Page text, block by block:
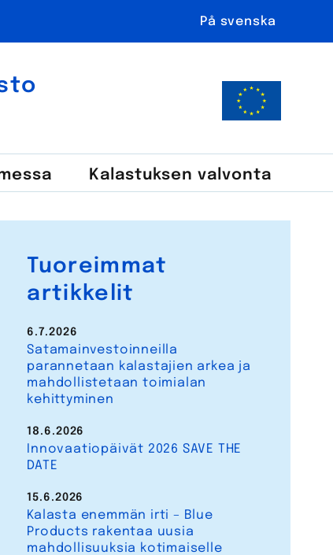
På svenska
Kalastuksen valvonta
Tuoreimmat
artikkelit
Satamainvestoinneilla
parannetaan kalastajien arkea ja
mahdollistetaan toimialan
kehittyminen
6.7.2026
Innovaatiopäivät 2026 SAVE THE
DATE
18.6.2026
Kalasta enemmän irti – Blue
Products rakentaa uusia
mahdollisuuksia kotimaiselle
15.6.2026